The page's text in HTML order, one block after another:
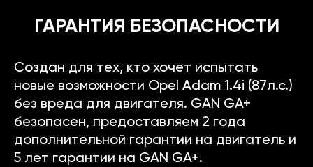
ГАРАНТИЯ БЕЗОПАСНОСТИ
Создан для тех, кто хочет испытать
новые возможности Opel Adam 1.4i (87л.с.)
без вреда для двигателя. GAN GA+
безопасен, предоставляем 2 года
дополнительной гарантии на двигатель и
5 лет гарантии на GAN GA+.